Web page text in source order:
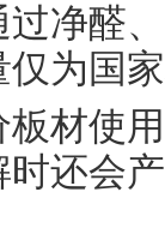
过净醛
为国
材使
还会